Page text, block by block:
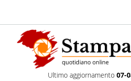
Ultimo aggiornamento 07-